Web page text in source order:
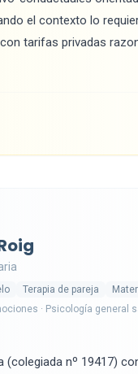
el contexto lo
tarifas privadas
Terapia de pareja
· Psicología general
nº 19417)